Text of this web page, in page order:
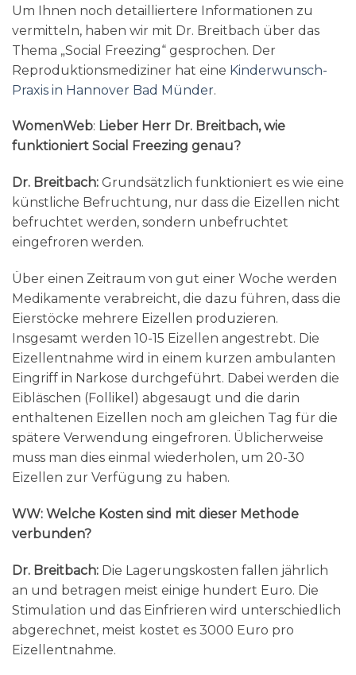
Um Ihnen noch detailliertere Informationen zu
vermitteln, haben wir mit Dr. Breitbach über das
Thema „Social Freezing“ gesprochen. Der
Reproduktionsmediziner hat eine Kinderwunsch-
Praxis in Hannover Bad Münder.
WomenWeb: Lieber Herr Dr. Breitbach, wie
funktioniert Social Freezing genau?
Dr. Breitbach: Grundsätzlich funktioniert es wie eine
künstliche Befruchtung, nur dass die Eizellen nicht
befruchtet werden, sondern unbefruchtet
eingefroren werden.
Über einen Zeitraum von gut einer Woche werden
Medikamente verabreicht, die dazu führen, dass die
Eierstöcke mehrere Eizellen produzieren.
Insgesamt werden 10-15 Eizellen angestrebt. Die
Eizellentnahme wird in einem kurzen ambulanten
Eingriff in Narkose durchgeführt. Dabei werden die
Eibläschen (Follikel) abgesaugt und die darin
enthaltenen Eizellen noch am gleichen Tag für die
spätere Verwendung eingefroren. Üblicherweise
muss man dies einmal wiederholen, um 20-30
Eizellen zur Verfügung zu haben.
WW: Welche Kosten sind mit dieser Methode
verbunden?
Dr. Breitbach: Die Lagerungskosten fallen jährlich
an und betragen meist einige hundert Euro. Die
Stimulation und das Einfrieren wird unterschiedlich
abgerechnet, meist kostet es 3000 Euro pro
Eizellentnahme.